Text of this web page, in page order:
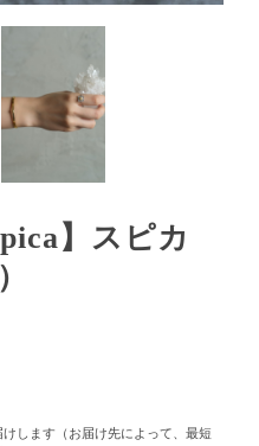
】スピカ
します（お届け先によって、最短